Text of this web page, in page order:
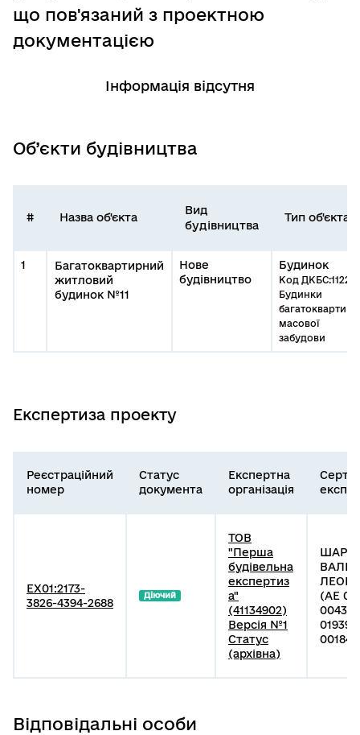
що пов'язаний з проектною
документацією
Інформація відсутня
Об’єкти будівництва
# Назва об'єкта
Вид
будівництва
Тип об'єкта
1
Багатоквартирний
житловий
будинок №11
Нове
будівництво
Будинок
Код ДКБС:1122.1
Будинки
масової
забудови
Експертиза проекту
Реєстраційний
номер
Статус
документа
Експертна
організація
EX01:2173-
3826-4394-2688
Діючий
ТОВ
"Перша
будівельна
експертиз
а"
(41134902)
Версія №1
Статус
(архівна)
(АЕ
Відповідальні особи